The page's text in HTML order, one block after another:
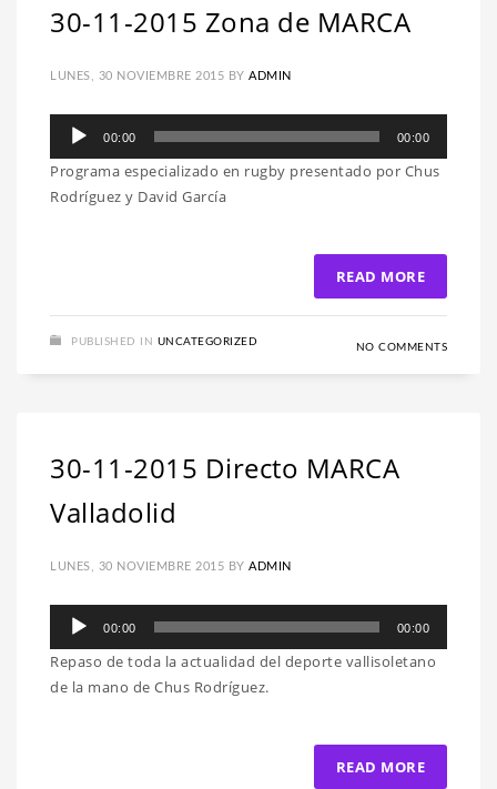
30-11-2015 Zona de MARCA
LUNES, 30 NOVIEMBRE 2015 BY ADMIN
Reproductor
audio
00:00 00:00
Programa especializado en rugby presentado por Chus
Rodríguez y David García
READ MORE
PUBLISHED IN UNCATEGORIZED NO COMMENTS
30-11-2015 Directo MARCA
Valladolid
LUNES, 30 NOVIEMBRE 2015 BY ADMIN
Reproductor
audio
00:00 00:00
Repaso de toda la actualidad del deporte vallisoletano
de la mano de Chus Rodríguez.
READ MORE